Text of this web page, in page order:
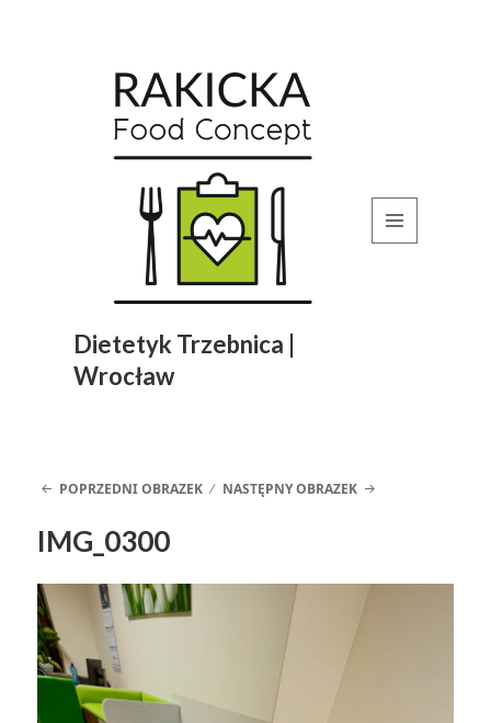
Dietetyk Trzebnica |
Wrocław
POPRZEDNI OBRAZEK NASTĘPNY OBRAZEK
IMG_0300